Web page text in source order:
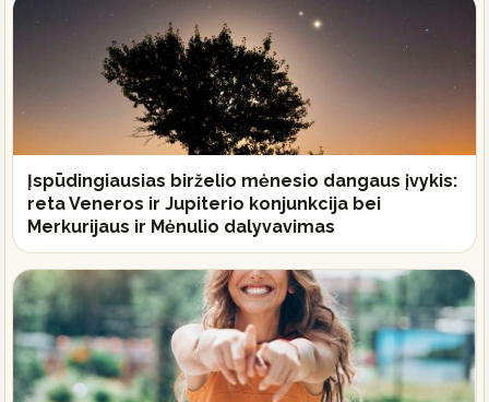
Įspūdingiausias birželio mėnesio dangaus įvykis:
reta Veneros ir Jupiterio konjunkcija bei
Merkurijaus ir Mėnulio dalyvavimas